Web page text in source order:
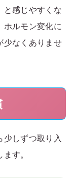
と感じやすくな
ホルモン変化に
少なくありませ
しずつ取り入
す。